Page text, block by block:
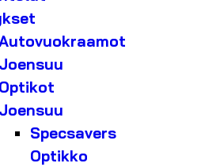
Joensuu
Optikot
Joensuu
Specsavers
Optikko